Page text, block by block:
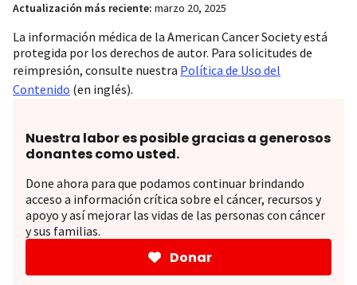
Actualización más reciente: marzo 20, 2025
La información médica de la American Cancer Society está
protegida por los derechos de autor. Para solicitudes de
reimpresión, consulte nuestra Política de Uso del
Contenido (en inglés).
Nuestra labor es posible gracias a generosos
donantes como usted.
Done ahora para que podamos continuar brindando
acceso a información crítica sobre el cáncer, recursos y
apoyo y así mejorar las vidas de las personas con cáncer
y sus familias.
Donar